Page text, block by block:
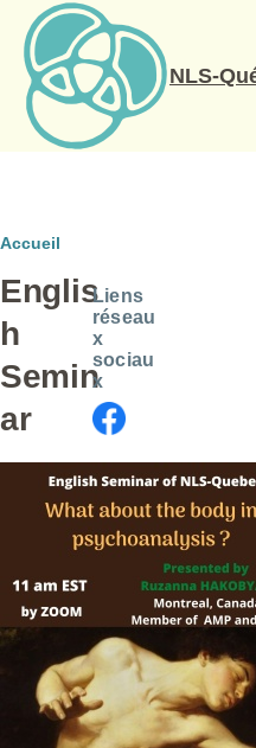
Aller au contenu principal
NLS-
Fil
d'Ariane
Accueil
Englis
h
Semin
ar
Liens
réseau
x
sociau
x